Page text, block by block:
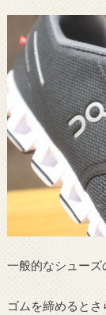
一般的なシューズ
ゴムを締めるとさ